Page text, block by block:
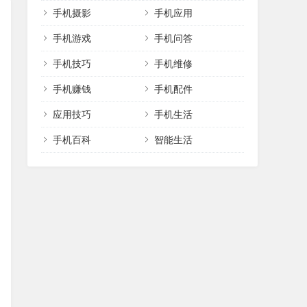
手机摄影 手机应用
手机游戏 手机问答
手机技巧 手机维修
手机赚钱 手机配件
应用技巧 手机生活
手机百科 智能生活